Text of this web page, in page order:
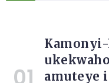
Kamonyi-
amuteye